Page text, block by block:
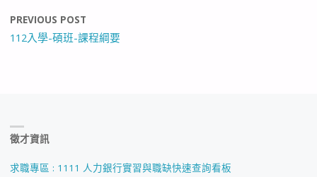
PREVIOUS POST
112入學-碩班-課程綱要
徵才資訊
求職專區 : 1111 人力銀行實習與職缺快速查詢看板